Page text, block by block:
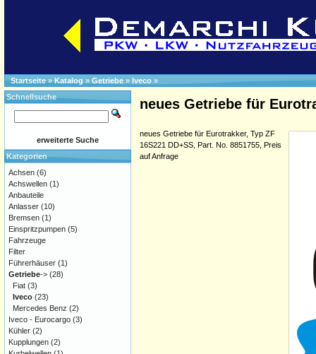
Startseite»Katalog » Getriebe » Iveco »
neues Getriebe für
neues Getriebe für Eurotrakker, Typ ZF
16S221 DD+SS, Part. No. 8851755, Preis
auf Anfrage
Schnellsuche
erweiterte Suche
Kategorien
Achsen (6)
Achswellen (1)
Anbauteile
Anlasser (10)
Bremsen (1)
Einspritzpumpen (5)
Fahrzeuge
Filter
Führerhäuser (1)
Getriebe-> (28)
Fiat (3)
Iveco (23)
Mercedes Benz (2)
Iveco - Eurocargo (3)
Kühler (2)
Kupplungen (2)